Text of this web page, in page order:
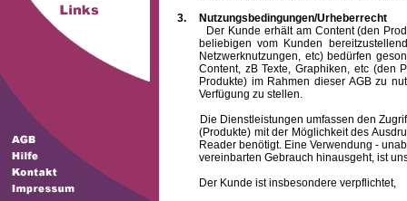
3.
Nutzungsbedingungen/Urheberrecht
Der Kunde erhält am Content (den
beliebigen vom Kunden
Netzwerknutzungen, etc) bedürfen
Content, zB Texte, Graphiken, etc (den
Produkte) im Rahmen dieser AGB zu
Verfügung zu stellen.
Die Dienstleistungen umfassen den Zugriff
(Produkte) mit der Möglichkeit des
Reader benötigt. Eine Verwendung -
vereinbarten Gebrauch hinausgeht, ist
Der Kunde ist insbesondere verpflichtet,